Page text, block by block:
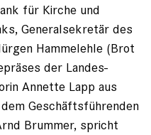
für Kirche und
Generalsekretär des
Hammelehle (Brot
der Landes­
­Annette Lapp aus
­Geschäftsführenden
Brummer, spricht